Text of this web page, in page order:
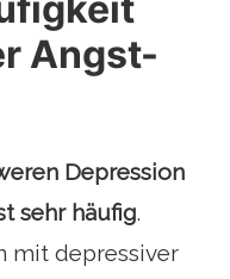
Angst-
Depression
sehr häufig.
mit depressiver